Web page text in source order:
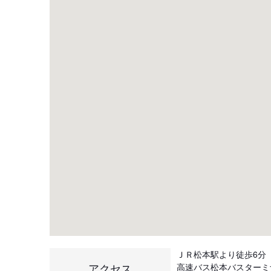
ＪＲ松本駅より徒歩6分
高速バス松本バスター